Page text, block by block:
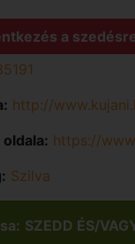
a
http://
https://
Szilva
SZEDD ÉS/